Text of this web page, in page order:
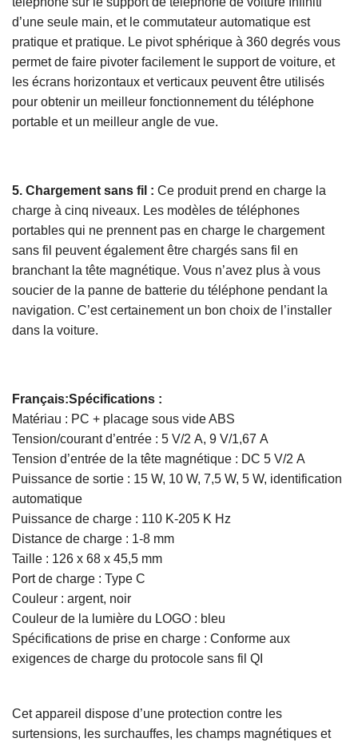
d’une seule main, et le commutateur automatique est
pratique et pratique. Le pivot sphérique à 360 degrés vous
permet de faire pivoter facilement le support de voiture, et
les écrans horizontaux et verticaux peuvent être utilisés
pour obtenir un meilleur fonctionnement du téléphone
portable et un meilleur angle de vue.
5. Chargement sans fil : Ce produit prend en charge la
charge à cinq niveaux. Les modèles de téléphones
portables qui ne prennent pas en charge le chargement
sans fil peuvent également être chargés sans fil en
branchant la tête magnétique. Vous n’avez plus à vous
soucier de la panne de batterie du téléphone pendant la
navigation. C’est certainement un bon choix de l’installer
dans la voiture.
Français:Spécifications :
Matériau : PC + placage sous vide ABS
Tension/courant d’entrée : 5 V/2 A, 9 V/1,67 A
Tension d’entrée de la tête magnétique : DC 5 V/2 A
Puissance de sortie : 15 W, 10 W, 7,5 W, 5 W, identification
automatique
Puissance de charge : 110 K-205 K Hz
Distance de charge : 1-8 mm
Taille : 126 x 68 x 45,5 mm
Port de charge : Type C
Couleur : argent, noir
Couleur de la lumière du LOGO : bleu
Spécifications de prise en charge : Conforme aux
exigences de charge du protocole sans fil QI
Cet appareil dispose d’une protection contre les
surtensions, les surchauffes, les champs magnétiques et